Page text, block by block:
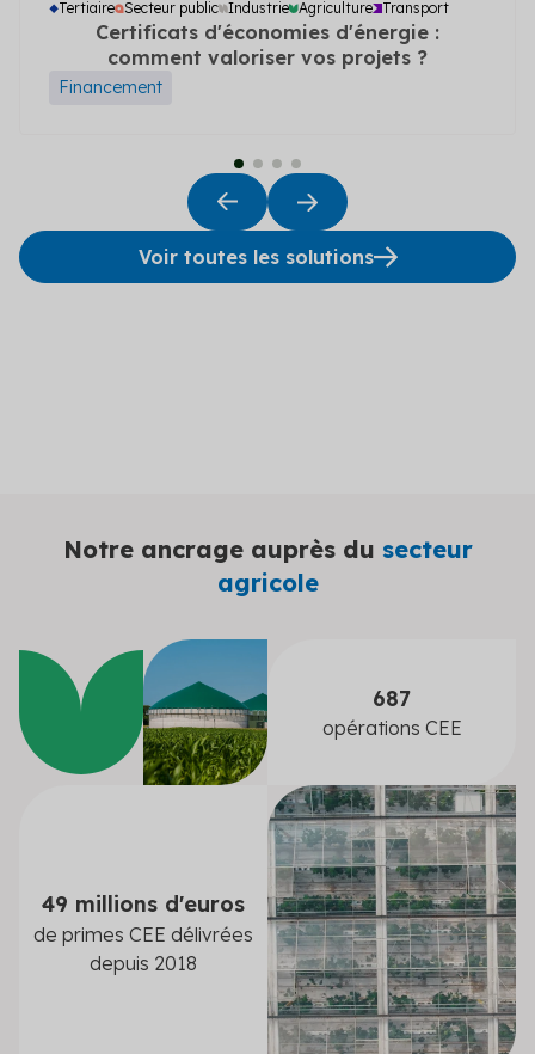
Tertiaire Secteur public Industrie Agriculture Transport
Certificats d'économies d'énergie :
comment valoriser vos projets ?
Financement
Voir toutes les solutions
Notre ancrage auprès du secteur
agricole
687
opérations CEE
49 millions d'euros
de primes CEE délivrées
depuis 2018